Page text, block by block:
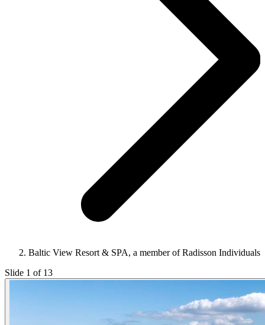
Baltic View Resort & SPA, a member of Radisson Individuals
Slide 1 of 13